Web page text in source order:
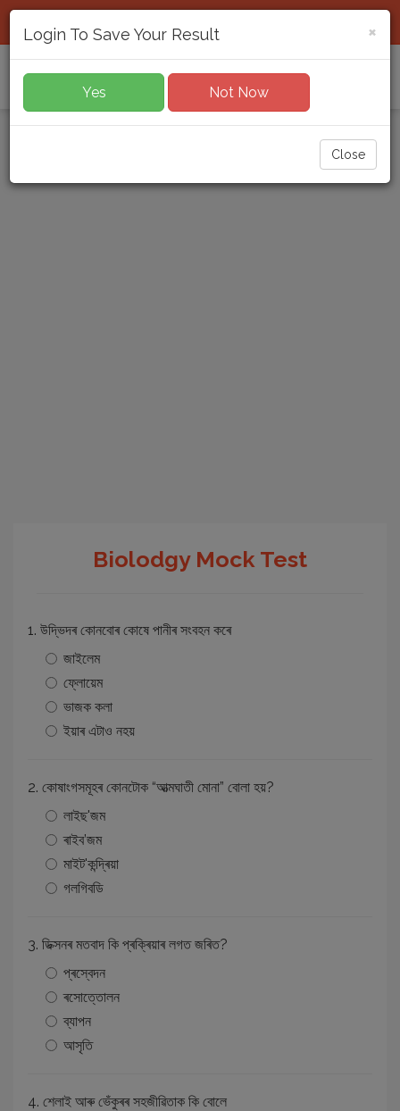
Biolodgy Mock Test
1. উদ্ভিদৰ কোনবোৰ কোষে পানীৰ সংবহন কৰে
জাইলেম
ফ্লোয়েম
ভাজক কলা
ইয়াৰ এটাও নহয়
2. কোষাংগসমূহৰ কোনটোক “আত্মঘাতী মোনা” বোলা হয়?
লাইছ'জম
ৰাইব’জম
মাইট'কন্দ্ৰিয়া
গলগিবডি
3. ডিক্সনৰ মতবাদ কি প্ৰক্ৰিয়াৰ লগত জৰিত?
প্ৰস্বেদন
ৰসোত্তোলন
ব্যাপন
আসৃতি
4. শেলাই আৰু ভেঁকুৰৰ সহজীৱিতাক কি বোলে
×
Login To Save Your Result
Yes Not Now
Close